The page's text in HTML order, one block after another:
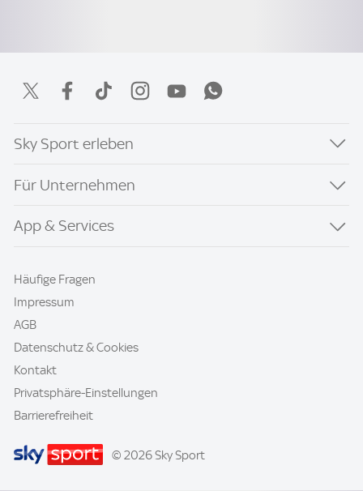
Sky Sport erleben
Für Unternehmen
App & Services
Häufige Fragen
Impressum
AGB
Datenschutz & Cookies
Kontakt
Privatsphäre-Einstellungen
Barrierefreiheit
© 2026 Sky Sport